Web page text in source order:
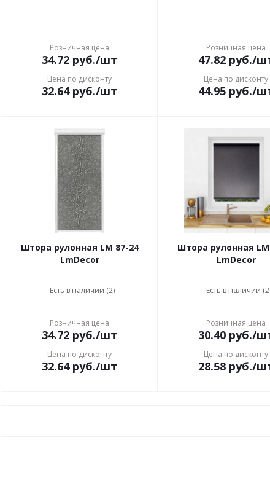
Розничная цена
34.72 руб./шт
Цена по дисконту
32.64руб./шт
Розничная цена
47.82 руб./
Цена по дисконту
44.95 руб./
Штора рулонная LM 87-24
LmDecor
Есть в наличии (2)
Розничная цена
34.72 руб./шт
Цена по дисконту
32.64руб./шт
Штора рулонная LM
LmDecor
Есть в наличии
Розничная цена
30.40 руб./
Цена по дисконту
28.58 руб./